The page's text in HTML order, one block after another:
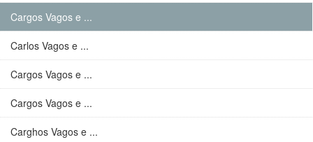
Cargos Vagos e ...
Carlos Vagos e ...
Cargos Vagos e ...
Cargos Vagos e ...
Carghos Vagos e ...